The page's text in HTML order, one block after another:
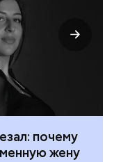
почему
жену